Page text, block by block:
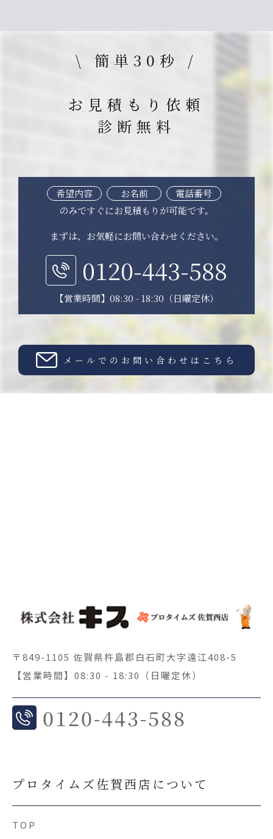
\ 簡単30秒 /
お見積もり依頼
診断無料
希望内容 お名前
電話番号
のみですぐにお見積もりが可能です。
まずは、お気軽にお問い合わせください。
0120-443-588
【営業時間】08:30 - 18:30（日曜定休）
メールでのお問い合わせはこちら
〒849-1105 佐賀県杵島郡白石町大字遠江408-5
【営業時間】08:30 - 18:30（日曜定休）
0120-443-588
プロタイムズ佐賀西店について
TOP